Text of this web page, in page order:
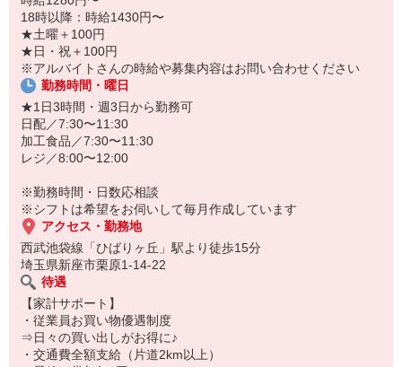
■家庭やお子様の都合によるお休み相談OK
■未経験・ブランク歓迎
■年2回賞与あり
■昇給制度＆キャリアアップ制度あり
■正社員登用制度あり
「夏でも快適に働きたい」「家庭と両立しながら収入を増やした
い」そんな方は、ぜひヤオコーへ！
18時以降：時給1430円〜
★土曜＋100円
★日・祝＋100円
※アルバイトさんの時給や募集内容はお問い合わせください
勤務時間・曜日
★1日3時間・週3日から勤務可
日配／7:30〜11:30
加工食品／7:30〜11:30
レジ／8:00〜12:00
※勤務時間・日数応相談
※シフトは希望をお伺いして毎月作成しています
アクセス・勤務地
西武池袋線「ひばりヶ丘」駅より徒歩15分
埼玉県新座市栗原1-14-22
待遇
【家計サポート】
・従業員お買い物優遇制度
⇒日々の買い出しがお得に♪
・交通費全額支給（片道2km以上）